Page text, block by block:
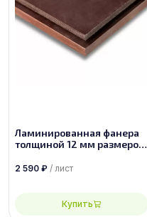
Ламинированная фанера
толщиной 12 мм размером
2 590 ₽ / лист
Купить